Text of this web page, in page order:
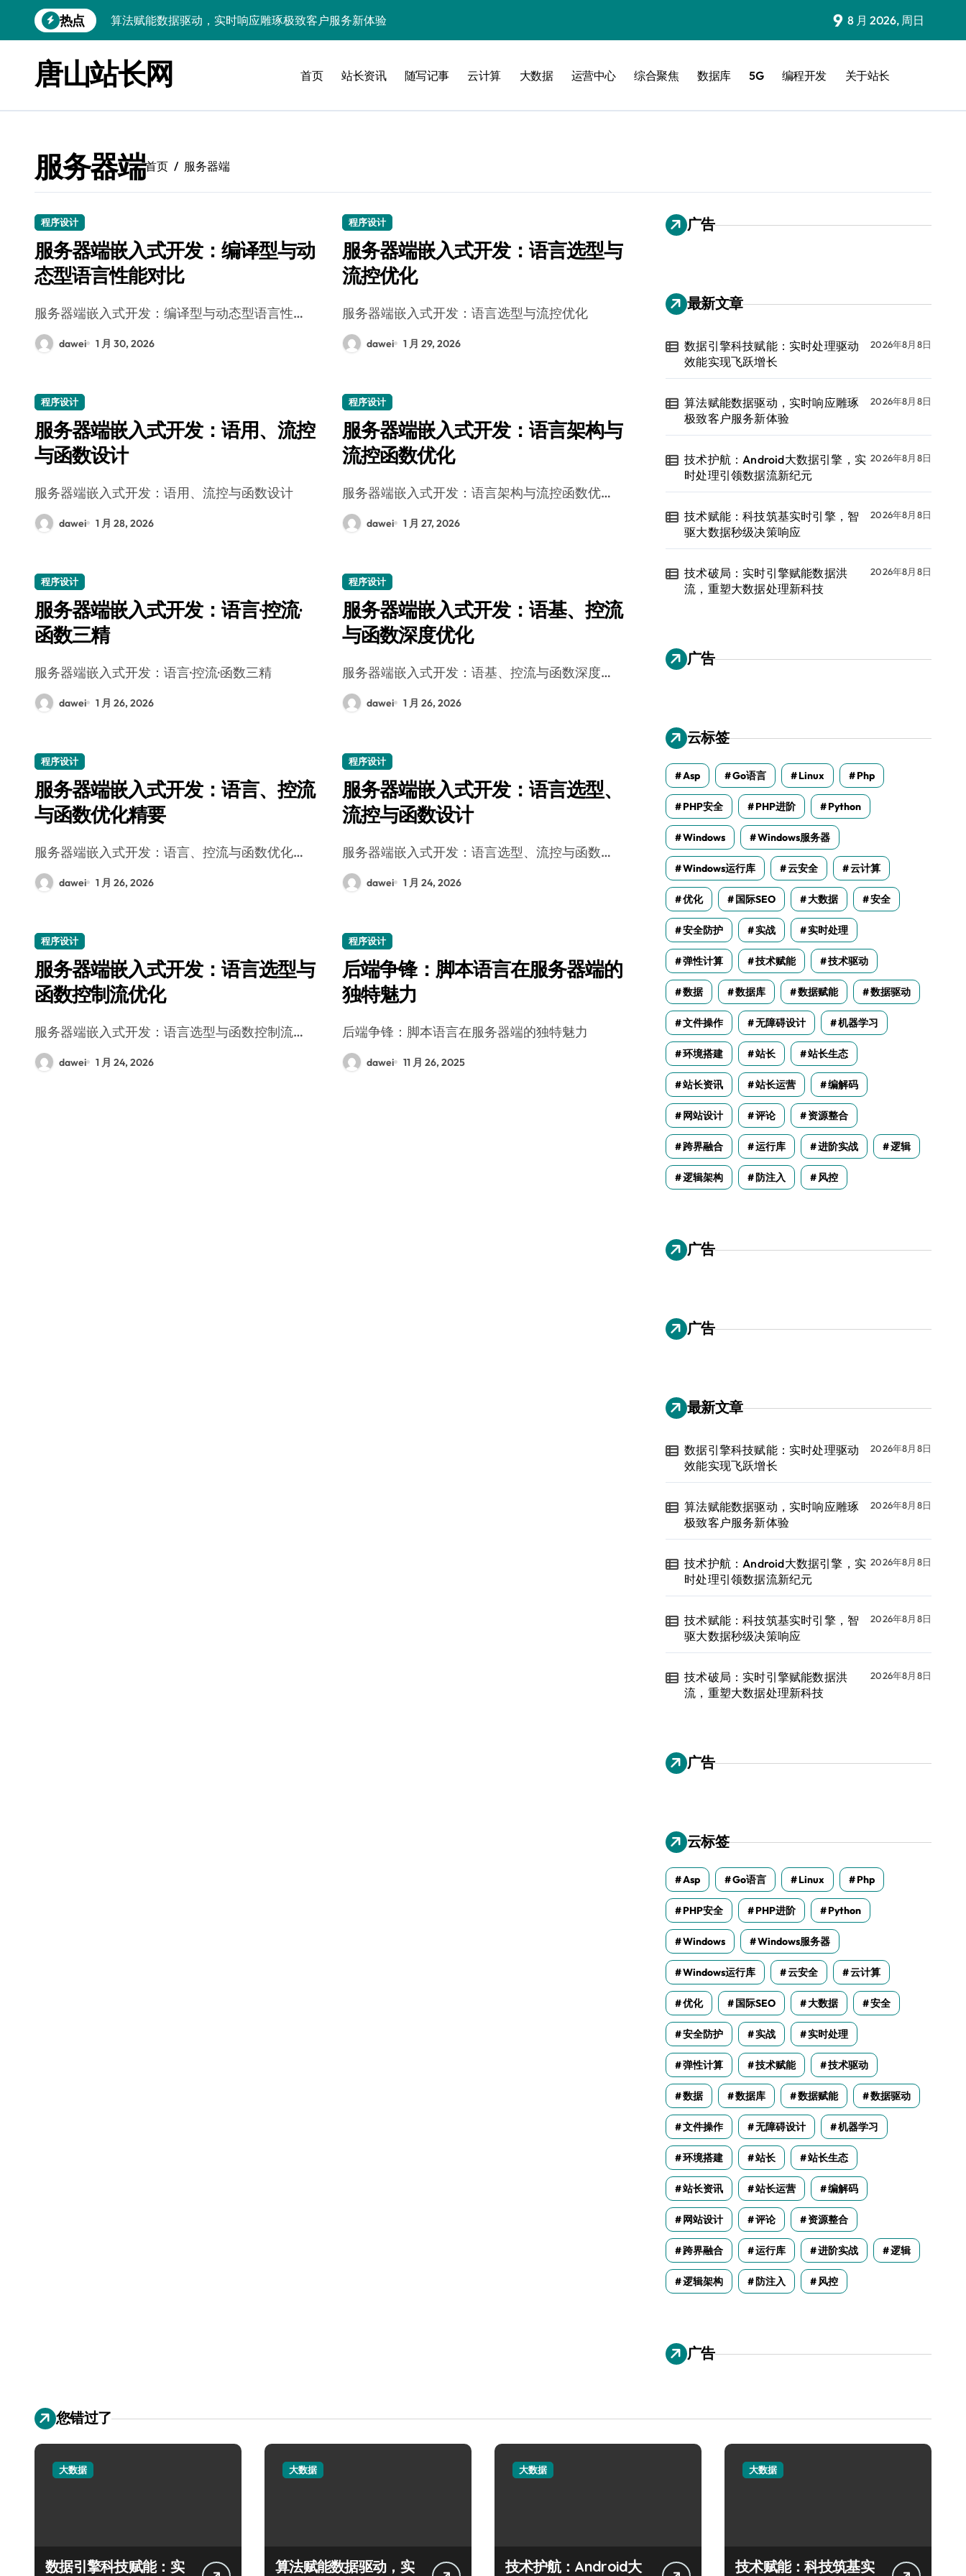
到
热点
算法赋能数据驱动，实时响应雕琢极致客户服务新体验
技术赋能：科技筑基实时引擎，智驱大数据秒级决策响应
技术破局：实时引擎赋能数据洪流，重塑大数据处理新科技
技术赋能：实时数据处理引擎驱动企业大数据科技新飞跃
大数据赋能运维：实时处理提效，精准调控信息流
技术赋能：构建高效实时引擎，驱动多媒体大数据处理革新
Go语言赋能大数据：实时引擎构建与科技驱动的性能优化术
数据引擎科技赋能：实时处理驱动效能实现飞跃增长
9 8 月 2026, 周日
唐山站长网 首页 站长资讯 随写记事 云计算 大数据 运营中心 综合聚焦 数据库 5G 编程开发 关于站长
服务器端首页 服务器端
程序设计
服务器端嵌入式开发：编译型与动
态型语言性能对比
服务器端嵌入式开发：编译型与动态型语言性…
dawei 1 月 30, 2026
程序设计
服务器端嵌入式开发：语言选型与
流控优化
服务器端嵌入式开发：语言选型与流控优化
dawei 1 月 29, 2026
程序设计
服务器端嵌入式开发：语用、流控
与函数设计
服务器端嵌入式开发：语用、流控与函数设计
dawei 1 月 28, 2026
程序设计
服务器端嵌入式开发：语言架构与
流控函数优化
服务器端嵌入式开发：语言架构与流控函数优…
dawei 1 月 27, 2026
程序设计
服务器端嵌入式开发：语言·控流·
函数三精
服务器端嵌入式开发：语言·控流·函数三精
dawei 1 月 26, 2026
程序设计
服务器端嵌入式开发：语基、控流
与函数深度优化
服务器端嵌入式开发：语基、控流与函数深度…
dawei 1 月 26, 2026
程序设计
服务器端嵌入式开发：语言、控流
与函数优化精要
服务器端嵌入式开发：语言、控流与函数优化…
dawei 1 月 26, 2026
程序设计
服务器端嵌入式开发：语言选型、
流控与函数设计
服务器端嵌入式开发：语言选型、流控与函数…
dawei 1 月 24, 2026
程序设计
服务器端嵌入式开发：语言选型与
函数控制流优化
服务器端嵌入式开发：语言选型与函数控制流…
dawei 1 月 24, 2026
程序设计
后端争锋：脚本语言在服务器端的
独特魅力
后端争锋：脚本语言在服务器端的独特魅力
dawei 11 月 26, 2025
广告
最新文章
数据引擎科技赋能：实时处理驱动
效能实现飞跃增长
2026年8月8日
算法赋能数据驱动，实时响应雕琢
极致客户服务新体验
2026年8月8日
技术护航：Android大数据引擎，实
时处理引领数据流新纪元
2026年8月8日
技术赋能：科技筑基实时引擎，智
驱大数据秒级决策响应
2026年8月8日
技术破局：实时引擎赋能数据洪
流，重塑大数据处理新科技
2026年8月8日
广告
云标签
Asp Go语言 Linux Php
PHP安全 PHP进阶 Python
Windows Windows服务器
Windows运行库 云安全 云计算
优化 国际SEO 大数据 安全
安全防护 实战 实时处理
弹性计算 技术赋能 技术驱动
数据 数据库 数据赋能 数据驱动
文件操作 无障碍设计 机器学习
环境搭建 站长 站长生态
站长资讯 站长运营 编解码
网站设计 评论 资源整合
跨界融合 运行库 进阶实战 逻辑
逻辑架构 防注入 风控
广告
广告
最新文章
数据引擎科技赋能：实时处理驱动
效能实现飞跃增长
2026年8月8日
算法赋能数据驱动，实时响应雕琢
极致客户服务新体验
2026年8月8日
技术护航：Android大数据引擎，实
时处理引领数据流新纪元
2026年8月8日
技术赋能：科技筑基实时引擎，智
驱大数据秒级决策响应
2026年8月8日
技术破局：实时引擎赋能数据洪
流，重塑大数据处理新科技
2026年8月8日
广告
云标签
Asp Go语言 Linux Php
PHP安全 PHP进阶 Python
Windows Windows服务器
Windows运行库 云安全 云计算
优化 国际SEO 大数据 安全
安全防护 实战 实时处理
弹性计算 技术赋能 技术驱动
数据 数据库 数据赋能 数据驱动
文件操作 无障碍设计 机器学习
环境搭建 站长 站长生态
站长资讯 站长运营 编解码
网站设计 评论 资源整合
跨界融合 运行库 进阶实战 逻辑
逻辑架构 防注入 风控
广告
您错过了
大数据
数据引擎科技赋能：实
大数据
算法赋能数据驱动，实
大数据
技术护航：Android大
大数据
技术赋能：科技筑基实